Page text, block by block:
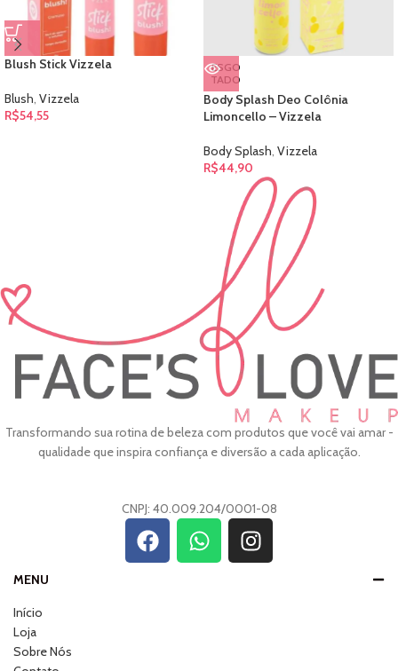
Blush Stick Vizzela
Blush, Vizzela
R$54,55
ESGO
TADO
Body Splash Deo Colônia
Limoncello – Vizzela
Body Splash, Vizzela
R$44,90
Transformando sua rotina de beleza com produtos que você vai amar -
qualidade que inspira confiança e diversão a cada aplicação.
CNPJ: 40.009.204/0001-08
MENU
Início
Loja
Sobre Nós